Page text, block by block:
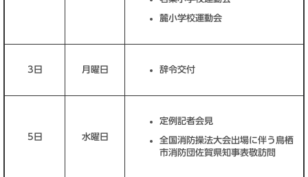
麓小学校運動会
3日 月曜日 辞令交付
5日 水曜日
定例記者会見
全国消防操法大会出場に伴う鳥栖
市消防団佐賀県知事表敬訪問